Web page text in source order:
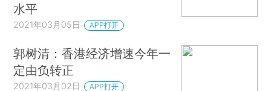
水平
2021年03月05日 APP打开
郭树清：香港经济增速今年一
定由负转正
2021年03月02日 APP打开